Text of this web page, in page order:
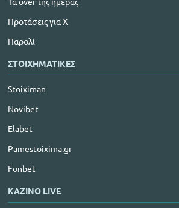
Προτάσεις για Χ
Παρολί
ΣΤΟΙΧΗΜΑΤΙΚΕΣ
Stoiximan
Novibet
Elabet
Pamestoixima.gr
Fonbet
ΚΑΖΙΝΟ LIVE